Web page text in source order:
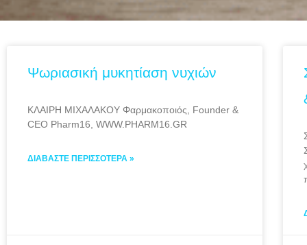
Ψωριασική μυκητίαση νυχιών
ΚΛΑΙΡΗ ΜΙΧΑΛΑΚΟΥ Φαρμακοποιός, Founder &
CEO Pharm16, WWW.PHARM16.GR
ΔΙΑΒΆΣΤΕ ΠΕΡΙΣΣΌΤΕΡΑ »